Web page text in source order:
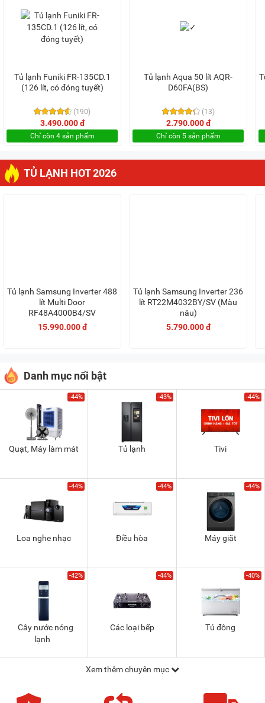
Tủ lạnh Funiki FR-135CD.1
(126 lít, có đóng tuyết)
(190)
3.490.000 đ
Chỉ còn 4 sản phẩm
Tủ lạnh Aqua 50 lít AQR-
D60FA(BS)
(13)
2.790.000 đ
Chỉ còn 5 sản phẩm
TỦ LẠNH HOT 2026
Tủ lạnh Samsung Inverter 488
lít Multi Door
RF48A4000B4/SV
15.990.000 đ
Tủ lạnh Samsung Inverter 236
lít RT22M4032BY/SV (Màu
nâu)
5.790.000 đ
Danh mục nổi bật
-44%
Quạt, Máy làm mát
-43%
Tủ lạnh
-44%
Tivi
-44%
Loa nghe nhạc
-44%
Điều hòa
-44%
Máy giặt
-42%
Cây nước nóng
lạnh
-44%
Các loại bếp
-40%
Tủ đông
Xem thêm chuyên mục